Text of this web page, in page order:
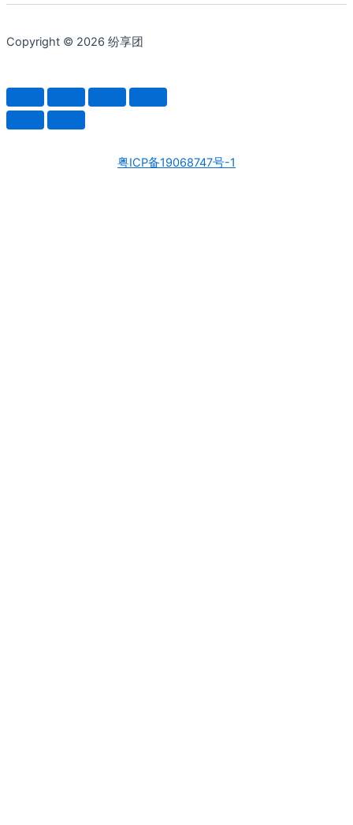
Copyright © 2026 纷享团
粤ICP备19068747号-1